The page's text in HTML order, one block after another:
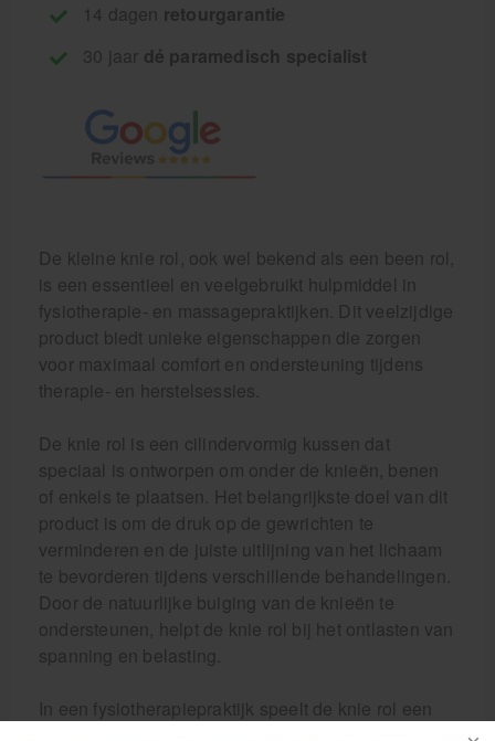
14 dagen retourgarantie
30 jaar dé paramedisch specialist
De kleine knie rol, ook wel bekend als een been rol,
is een essentieel en veelgebruikt hulpmiddel in
fysiotherapie- en massagepraktijken. Dit veelzijdige
product biedt unieke eigenschappen die zorgen
voor maximaal comfort en ondersteuning tijdens
therapie- en herstelsessies.
De knie rol is een cilindervormig kussen dat
speciaal is ontworpen om onder de knieën, benen
of enkels te plaatsen. Het belangrijkste doel van dit
product is om de druk op de gewrichten te
verminderen en de juiste uitlijning van het lichaam
te bevorderen tijdens verschillende behandelingen.
Door de natuurlijke buiging van de knieën te
ondersteunen, helpt de knie rol bij het ontlasten van
spanning en belasting.
In een fysiotherapiepraktijk speelt de knie rol een